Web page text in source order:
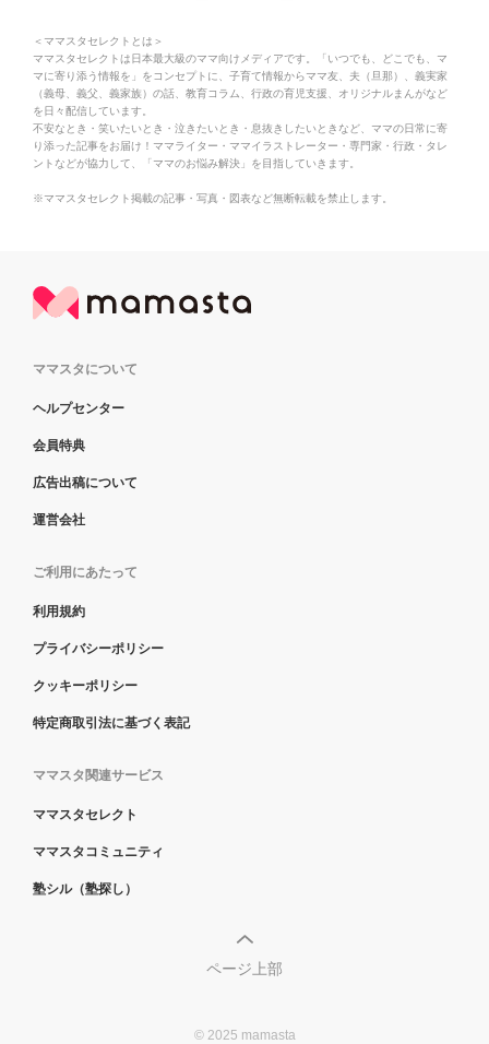
＜ママスタセレクトとは＞
ママスタセレクトは日本最大級のママ向けメディアです。「いつでも、どこでも、マ
マに寄り添う情報を」をコンセプトに、子育て情報からママ友、夫（旦那）、義実家
（義母、義父、義家族）の話、教育コラム、行政の育児支援、オリジナルまんがなど
を日々配信しています。
不安なとき・笑いたいとき・泣きたいとき・息抜きしたいときなど、ママの日常に寄
り添った記事をお届け！ママライター・ママイラストレーター・専門家・行政・タレ
ントなどが協力して、「ママのお悩み解決」を目指していきます。
※ママスタセレクト掲載の記事・写真・図表など無断転載を禁止します。
ママスタについて
ヘルプセンター
会員特典
広告出稿について
運営会社
ご利用にあたって
利用規約
プライバシーポリシー
クッキーポリシー
特定商取引法に基づく表記
ママスタ関連サービス
ママスタセレクト
ママスタコミュニティ
塾シル（塾探し）
ページ上部
© 2025 mamasta